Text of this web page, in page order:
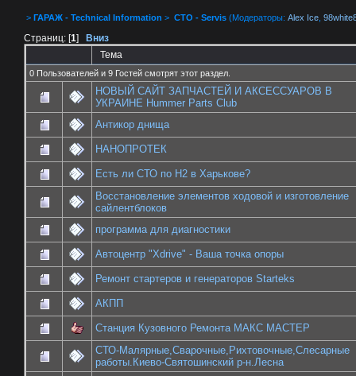
> ГАРАЖ - Technical Information > СТО - Servis (Модераторы: Alex Ice
Страниц: [1] Вниз
Тема
0 Пользователей и 9 Гостей смотрят этот раздел.
НОВЫЙ САЙТ ЗАПЧАСТЕЙ И АКСЕССУАРОВ В
УКРАИНЕ Hummer Parts Club
Антикор днища
НАНОПРОТЕК
Есть ли СТО по H2 в Харькове?
Восстановление элементов ходовой и изготовление
сайлентблоков
программа для диагностики
Автоцентр "Xdrive" - Ваша точка опоры
Ремонт стартеров и генераторов Starteks
АКПП
Станция Кузовного Ремонта МАКС МАСТЕР
СТО-Малярные,Сварочные,Рихтовочные,Слесарные
работы.Киево-Святошинский р-н.Лесна